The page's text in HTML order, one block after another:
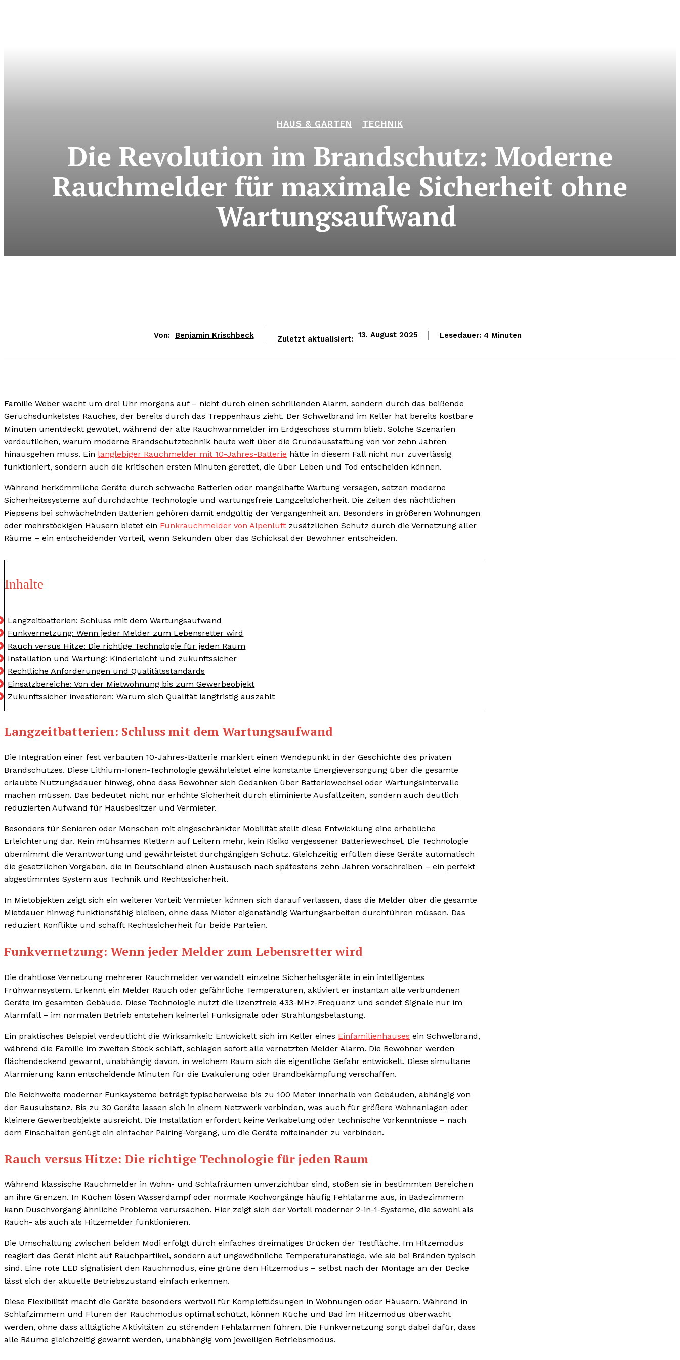
HAUS & GARTEN TECHNIK
Die Revolution im Brandschutz: Moderne
Rauchmelder für maximale Sicherheit ohne
Wartungsaufwand
Von: Benjamin Krischbeck Zuletzt aktualisiert: 13. August 2025 Lesedauer: 4 Minuten
Familie Weber wacht um drei Uhr morgens auf – nicht durch einen schrillenden Alarm, sondern durch das beißende
Geruchsdunkelstes Rauches, der bereits durch das Treppenhaus zieht. Der Schwelbrand im Keller hat bereits kostbare
Minuten unentdeckt gewütet, während der alte Rauchwarnmelder im Erdgeschoss stumm blieb. Solche Szenarien
verdeutlichen, warum moderne Brandschutztechnik heute weit über die Grundausstattung von vor zehn Jahren
hinausgehen muss. Ein langlebiger Rauchmelder mit 10-Jahres-Batterie hätte in diesem Fall nicht nur zuverlässig
funktioniert, sondern auch die kritischen ersten Minuten gerettet, die über Leben und Tod entscheiden können.
Während herkömmliche Geräte durch schwache Batterien oder mangelhafte Wartung versagen, setzen moderne
Sicherheitssysteme auf durchdachte Technologie und wartungsfreie Langzeitsicherheit. Die Zeiten des nächtlichen
Piepsens bei schwächelnden Batterien gehören damit endgültig der Vergangenheit an. Besonders in größeren Wohnungen
oder mehrstöckigen Häusern bietet ein Funkrauchmelder von Alpenluft zusätzlichen Schutz durch die Vernetzung aller
Räume – ein entscheidender Vorteil, wenn Sekunden über das Schicksal der Bewohner entscheiden.
Inhalte
Langzeitbatterien: Schluss mit dem Wartungsaufwand
Funkvernetzung: Wenn jeder Melder zum Lebensretter wird
Rauch versus Hitze: Die richtige Technologie für jeden Raum
Installation und Wartung: Kinderleicht und zukunftssicher
Rechtliche Anforderungen und Qualitätsstandards
Einsatzbereiche: Von der Mietwohnung bis zum Gewerbeobjekt
Zukunftssicher investieren: Warum sich Qualität langfristig auszahlt
Langzeitbatterien: Schluss mit dem Wartungsaufwand
Die Integration einer fest verbauten 10-Jahres-Batterie markiert einen Wendepunkt in der Geschichte des privaten
Brandschutzes. Diese Lithium-Ionen-Technologie gewährleistet eine konstante Energieversorgung über die gesamte
erlaubte Nutzungsdauer hinweg, ohne dass Bewohner sich Gedanken über Batteriewechsel oder Wartungsintervalle
machen müssen. Das bedeutet nicht nur erhöhte Sicherheit durch eliminierte Ausfallzeiten, sondern auch deutlich
reduzierten Aufwand für Hausbesitzer und Vermieter.
Besonders für Senioren oder Menschen mit eingeschränkter Mobilität stellt diese Entwicklung eine erhebliche
Erleichterung dar. Kein mühsames Klettern auf Leitern mehr, kein Risiko vergessener Batteriewechsel. Die Technologie
übernimmt die Verantwortung und gewährleistet durchgängigen Schutz. Gleichzeitig erfüllen diese Geräte automatisch
die gesetzlichen Vorgaben, die in Deutschland einen Austausch nach spätestens zehn Jahren vorschreiben – ein perfekt
abgestimmtes System aus Technik und Rechtssicherheit.
In Mietobjekten zeigt sich ein weiterer Vorteil: Vermieter können sich darauf verlassen, dass die Melder über die gesamte
Mietdauer hinweg funktionsfähig bleiben, ohne dass Mieter eigenständig Wartungsarbeiten durchführen müssen. Das
reduziert Konflikte und schafft Rechtssicherheit für beide Parteien.
Funkvernetzung: Wenn jeder Melder zum Lebensretter wird
Die drahtlose Vernetzung mehrerer Rauchmelder verwandelt einzelne Sicherheitsgeräte in ein intelligentes
Frühwarnsystem. Erkennt ein Melder Rauch oder gefährliche Temperaturen, aktiviert er instantan alle verbundenen
Geräte im gesamten Gebäude. Diese Technologie nutzt die lizenzfreie 433-MHz-Frequenz und sendet Signale nur im
Alarmfall – im normalen Betrieb entstehen keinerlei Funksignale oder Strahlungsbelastung.
Ein praktisches Beispiel verdeutlicht die Wirksamkeit: Entwickelt sich im Keller eines Einfamilienhauses ein Schwelbrand,
während die Familie im zweiten Stock schläft, schlagen sofort alle vernetzten Melder Alarm. Die Bewohner werden
flächendeckend gewarnt, unabhängig davon, in welchem Raum sich die eigentliche Gefahr entwickelt. Diese simultane
Alarmierung kann entscheidende Minuten für die Evakuierung oder Brandbekämpfung verschaffen.
Die Reichweite moderner Funksysteme beträgt typischerweise bis zu 100 Meter innerhalb von Gebäuden, abhängig von
der Bausubstanz. Bis zu 30 Geräte lassen sich in einem Netzwerk verbinden, was auch für größere Wohnanlagen oder
kleinere Gewerbeobjekte ausreicht. Die Installation erfordert keine Verkabelung oder technische Vorkenntnisse – nach
dem Einschalten genügt ein einfacher Pairing-Vorgang, um die Geräte miteinander zu verbinden.
Rauch versus Hitze: Die richtige Technologie für jeden Raum
Während klassische Rauchmelder in Wohn- und Schlafräumen unverzichtbar sind, stoßen sie in bestimmten Bereichen
an ihre Grenzen. In Küchen lösen Wasserdampf oder normale Kochvorgänge häufig Fehlalarme aus, in Badezimmern
kann Duschvorgang ähnliche Probleme verursachen. Hier zeigt sich der Vorteil moderner 2-in-1-Systeme, die sowohl als
Rauch- als auch als Hitzemelder funktionieren.
Die Umschaltung zwischen beiden Modi erfolgt durch einfaches dreimaliges Drücken der Testfläche. Im Hitzemodus
reagiert das Gerät nicht auf Rauchpartikel, sondern auf ungewöhnliche Temperaturanstiege, wie sie bei Bränden typisch
sind. Eine rote LED signalisiert den Rauchmodus, eine grüne den Hitzemodus – selbst nach der Montage an der Decke
lässt sich der aktuelle Betriebszustand einfach erkennen.
Diese Flexibilität macht die Geräte besonders wertvoll für Komplettlösungen in Wohnungen oder Häusern. Während in
Schlafzimmern und Fluren der Rauchmodus optimal schützt, können Küche und Bad im Hitzemodus überwacht
werden, ohne dass alltägliche Aktivitäten zu störenden Fehlalarmen führen. Die Funkvernetzung sorgt dabei dafür, dass
alle Räume gleichzeitig gewarnt werden, unabhängig vom jeweiligen Betriebsmodus.